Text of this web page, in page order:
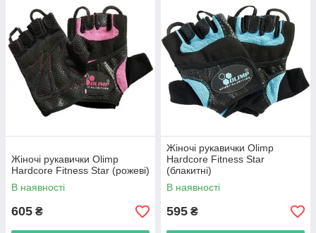
Жіночі рукавички Olimp
Hardcore Fitness Star (рожеві)
В наявності
605 ₴
Жіночі рукавички Olimp
Hardcore Fitness Star
(блакитні)
В наявності
595 ₴